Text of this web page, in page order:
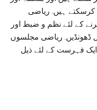
کرسکتے ہیں. ریاضی
کے لئے نظم و ضبط اور
ریاضی مجلسوں
فہرست کے لئے ذیل